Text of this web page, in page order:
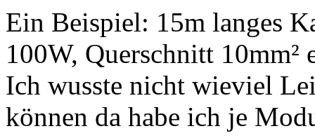
Ein Beispiel: 15m langes
100W, Querschnitt 10mm²
Ich wusste nicht wieviel
können da habe ich je